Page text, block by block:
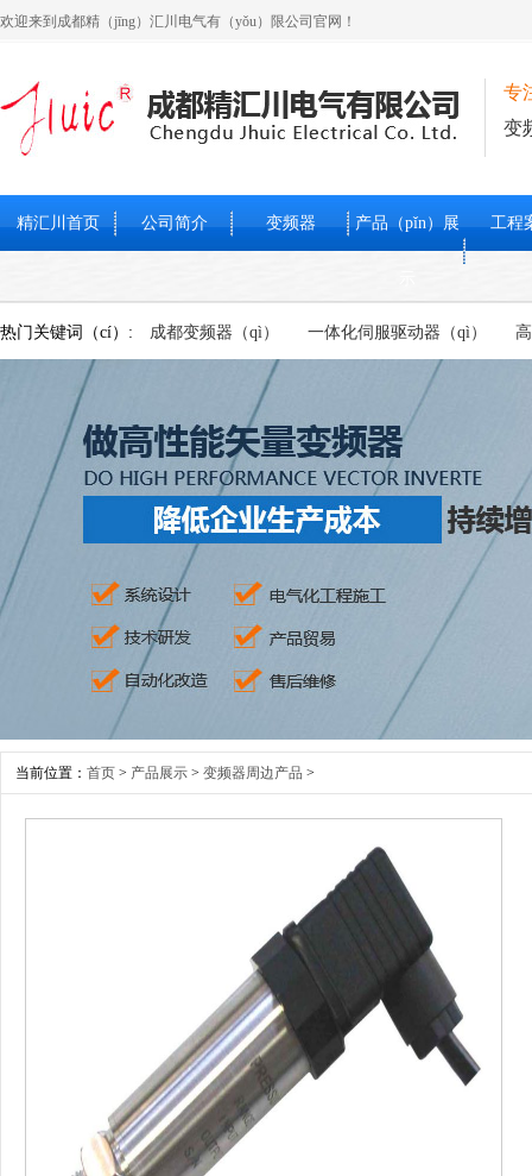
欢迎来到成都精（jīng）汇川电气有（yǒu）限公司官网！
专
变
精汇川首页 公司简介 变频器 产品（pǐn）展 工程
热门关键词（cí）: 成都变频器（qì） 一体化伺服驱动器（qì）
当前位置： 首页 > 产品展示 > 变频器周边产品 >